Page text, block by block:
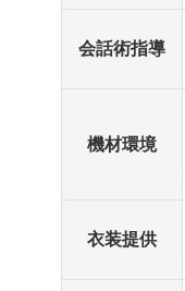
会話術指導
機材環境
衣装提供